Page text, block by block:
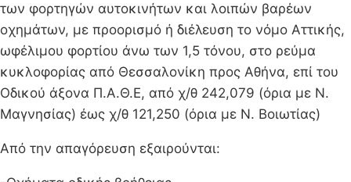
των φορτηγών αυτοκινήτων και λοιπών βαρέων
οχημάτων, με προορισμό ή διέλευση το νόμο Αττικής,
ωφέλιμου φορτίου άνω των 1,5 τόνου, στο ρεύμα
κυκλοφορίας από Θεσσαλονίκη προς Αθήνα, επί του
Οδικού άξονα Π.Α.Θ.Ε, από χ/θ 242,079 (όρια με Ν.
Μαγνησίας) έως χ/θ 121,250 (όρια με Ν. Βοιωτίας)
Από την απαγόρευση εξαιρούνται: